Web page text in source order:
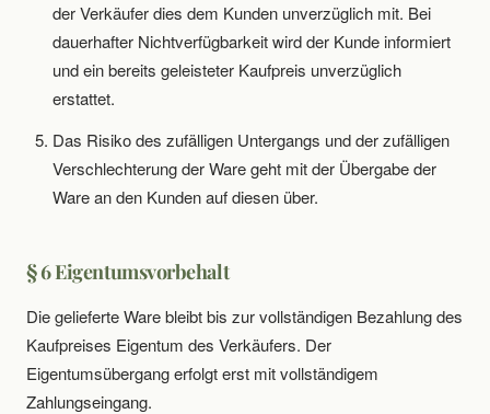
der Verkäufer dies dem Kunden unverzüglich mit. Bei
dauerhafter Nichtverfügbarkeit wird der Kunde informiert
und ein bereits geleisteter Kaufpreis unverzüglich
erstattet.
Das Risiko des zufälligen Untergangs und der zufälligen
Verschlechterung der Ware geht mit der Übergabe der
Ware an den Kunden auf diesen über.
§ 6 Eigentumsvorbehalt
Die gelieferte Ware bleibt bis zur vollständigen Bezahlung des
Kaufpreises Eigentum des Verkäufers. Der
Eigentumsübergang erfolgt erst mit vollständigem
Zahlungseingang.